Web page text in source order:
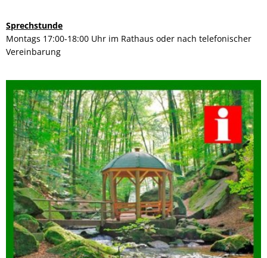
Sprechstunde
Montags 17:00-18:00 Uhr im Rathaus oder nach telefonischer
Vereinbarung